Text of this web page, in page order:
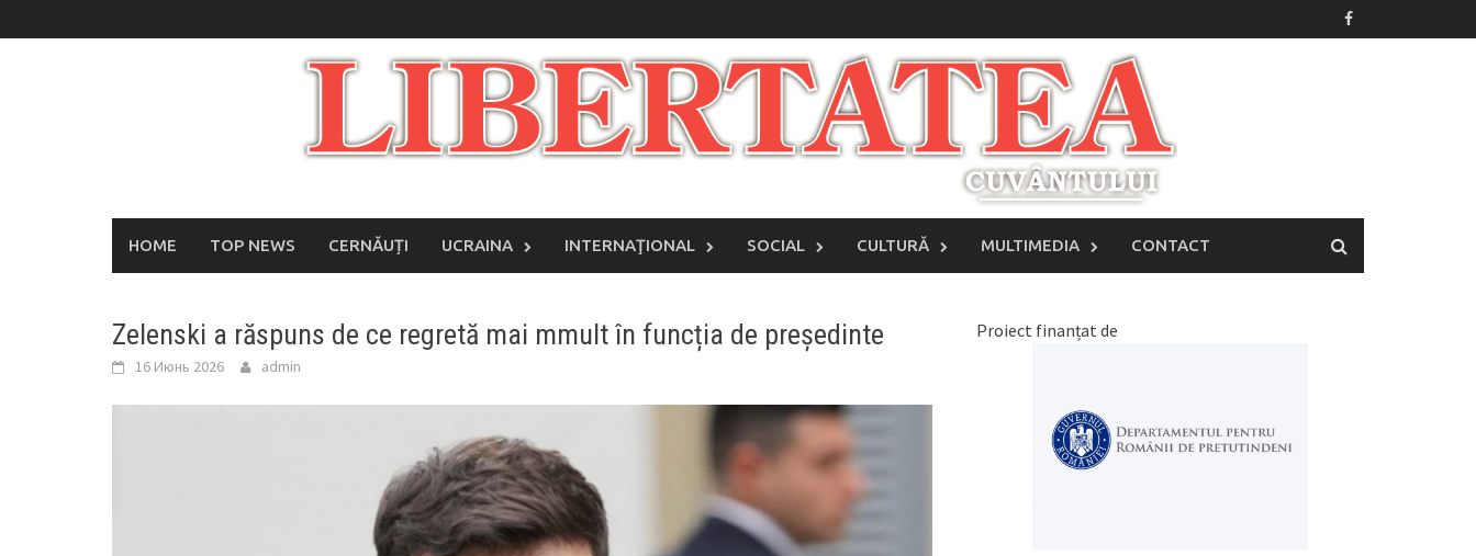
to
HOME TOP NEWS CERNĂUȚI UCRAINA INTERNAŢIONAL SOCIAL CULTURĂ MULTIMEDIA CONTACT
Zelenski a răspuns de ce regretă mai mmult în funcția de președinte
16 Июнь 2026 admin
Proiect finanțat de